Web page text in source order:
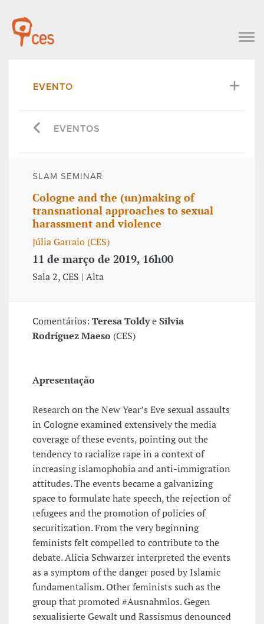
EVENTO
EVENTOS
SLAM SEMINAR
Cologne and the (un)making of
transnational approaches to sexual
harassment and violence
Júlia Garraio (CES)
11 de março de 2019, 16h00
Sala 2, CES | Alta
Comentários: Teresa ToldyeSilvia
Rodríguez Maeso (CES)
Apresentação
Research on the New Year’s Eve sexual assaults
in Cologne examined extensively the media
coverage of these events, pointing out the
tendency to racialize rape in a context of
increasing islamophobia and anti-immigration
attitudes. The events became a galvanizing
space to formulate hate speech, the rejection of
refugees and the promotion of policies of
securitization. From the very beginning
feminists felt compelled to contribute to the
debate. Alicia Schwarzer interpreted the events
as a symptom of the danger posed by Islamic
fundamentalism. Other feminists such as the
group that promoted #Ausnahmlos. Gegen
sexualisierte Gewalt und Rassismus denounced